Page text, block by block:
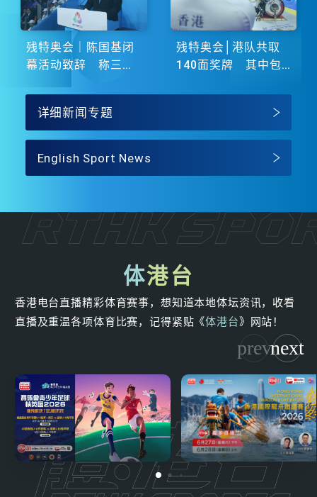
残特奥会｜陈国基闭
幕活动致辞 称三地
残特奥会│港队共取
140面奖牌 其中包
详细新闻专题
English Sport News
体港台
香港电台直播精彩体育赛事，想知道本地体坛资讯，收看
直播及重温各项体育比赛，记得紧贴《体港台》网站！